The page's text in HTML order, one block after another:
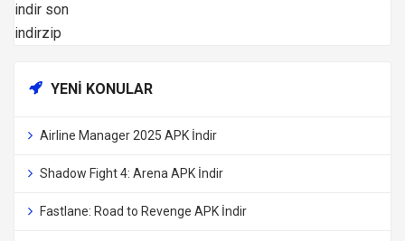
indir son
indirzip
YENI KONULAR
Airline Manager 2025 APK İndir
Shadow Fight 4: Arena APK İndir
Fastlane: Road to Revenge APK İndir